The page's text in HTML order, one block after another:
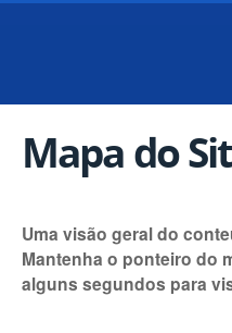
Mapa do
Uma visão geral do
Mantenha o ponteiro do
alguns segundos para